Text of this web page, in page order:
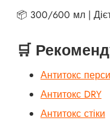
📦 300/600 мл |
🛒
Антитокс
Антитокс DRY
Антитокс стіки